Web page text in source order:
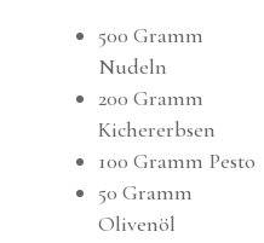
500 Gramm
Nudeln
200 Gramm
Kichererbsen
100 Gramm Pesto
50 Gramm
Olivenöl